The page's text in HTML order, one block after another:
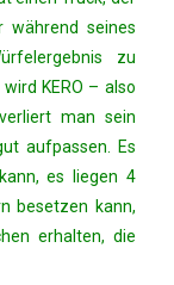
während seines
zu
KERO – also
man sein
aufpassen. Es
es liegen 4
besetzen kann,
erhalten, die